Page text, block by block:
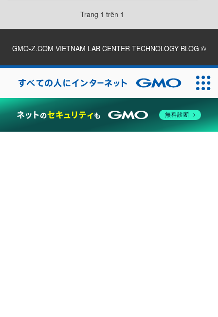
Trang 1 trên 1
GMO-Z.COM VIETNAM LAB CENTER TECHNOLOGY BLOG ©
2026
無料診断